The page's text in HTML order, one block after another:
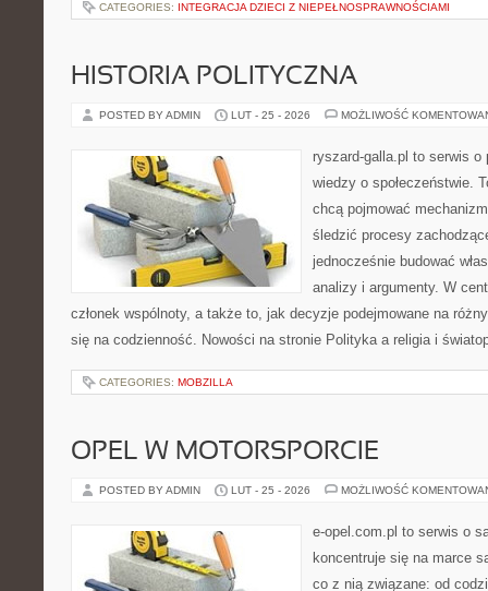
CATEGORIES: INTEGRACJA DZIECI Z NIEPEŁNOSPRAWNOŚCIAMI
HISTORIA POLITYCZNA
POSTED BY ADMIN LUT - 25 - 2026 MOŻLIWOŚĆ
ryszard-galla.pl to serwis
wiedzy o społeczeństwie.
chcą pojmować
śledzić procesy
jednocześnie budować
analizy i argumenty. W
członek wspólnoty, a także to, jak decyzje podejmowane na
się na codzienność. Nowości na stronie Polityka a religia i
CATEGORIES: MOBZILLA
OPEL W MOTORSPORCIE
POSTED BY ADMIN LUT - 25 - 2026 MOŻLIWOŚĆ
e-opel.com.pl to serwis o
koncentruje się na marce
co z nią związane: od